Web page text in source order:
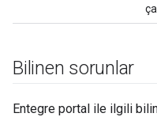
Bilinen sorunlar
Entegre portal ile ilgili